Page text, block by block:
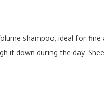
shampoo, ideal for
it down during the day.